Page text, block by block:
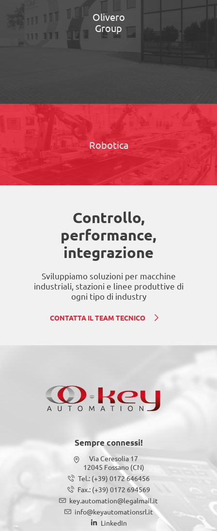
Robotica
Olivero
Group
Controllo,
performance,
integrazione
Sviluppiamo soluzioni per macchine
industriali, stazioni e linee produttive di
ogni tipo di industry
CONTATTA IL TEAM TECNICO
Sempre connessi!
Via Ceresolia 17
12045 Fossano (CN)
Tel.:(+39) 0172 646456
Fax.:(+39) 0172 694569
key.automation@legalmail.it
info@keyautomationsrl.it
LinkedIn